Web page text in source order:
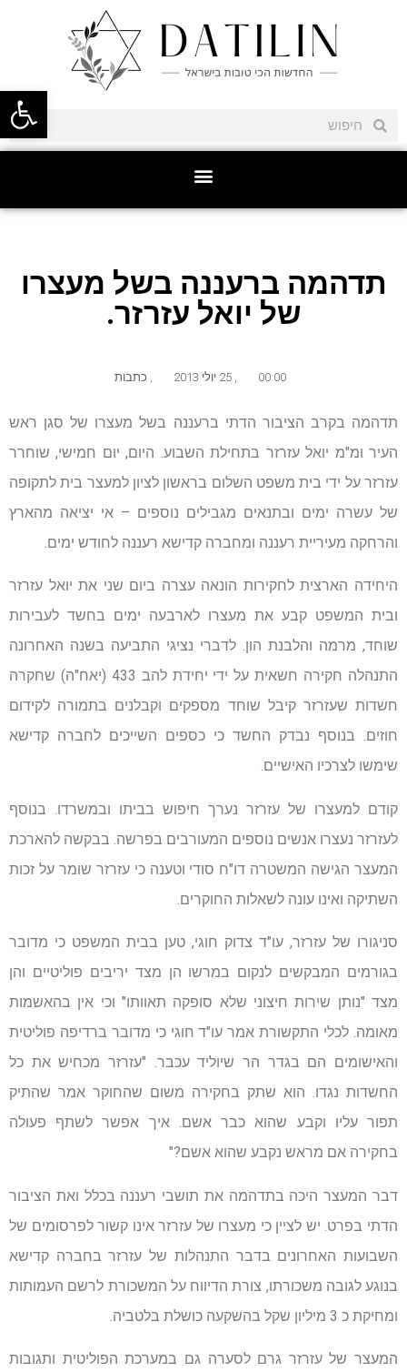
פתח
תדהמה ברעננה בשל מעצרו
של יואל עזרזר.
00:00
, 25 יולי 2013 , כתבות
תדהמה בקרב הציבור הדתי ברעננה בשל מעצרו של סגן ראש
העיר ומ"מ יואל עזרזר בתחילת השבוע. היום, יום חמישי, שוחרר
עזרזר על ידי בית משפט השלום בראשון לציון למעצר בית לתקופה
של עשרה ימים ובתנאים מגבילים נוספים – אי יציאה מהארץ
והרחקה מעיריית רעננה ומחברה קדישא רעננה לחודש ימים.
היחידה הארצית לחקירות הונאה עצרה ביום שני את יואל עזרזר
ובית המשפט קבע את מעצרו לארבעה ימים בחשד לעבירות
שוחד, מרמה והלבנת הון. לדברי נציגי התביעה בשנה האחרונה
התנהלה חקירה חשאית על ידי יחידת להב 433 (יאח"ה) שחקרה
חשדות שעזרזר קיבל שוחד מספקים וקבלנים בתמורה לקידום
חוזים. בנוסף נבדק החשד כי כספים השייכים לחברה קדישא
שימשו לצרכיו האישיים.
קודם למעצרו של עזרזר נערך חיפוש בביתו ובמשרדו. בנוסף
לעזרזר נעצרו אנשים נוספים המעורבים בפרשה. בבקשה להארכת
המעצר הגישה המשטרה דו"ח סודי וטענה כי עזרזר שומר על זכות
השתיקה ואינו עונה לשאלות החוקרים.
סניגורו של עזרזר, עו"ד צדוק חוגי, טען בבית המשפט כי מדובר
בגורמים המבקשים לנקום במרשו הן מצד יריבים פוליטיים והן
מצד "נותן שירות חיצוני שלא סופקה תאוותו" וכי אין בהאשמות
מאומה. לכלי התקשורת אמר עו"ד חוגי כי מדובר ברדיפה פוליטית
והאישומים הם בגדר הר שיוליד עכבר. "עזרזר מכחיש את כל
החשדות נגדו. הוא שתק בחקירה משום שהחוקר אמר שהתיק
תפור עליו וקבע שהוא כבר אשם. איך אפשר לשתף פעולה
בחקירה אם מראש נקבע שהוא אשם?"
דבר המעצר היכה בתדהמה את תושבי רעננה בכלל ואת הציבור
הדתי בפרט. יש לציין כי מעצרו של עזרזר אינו קשור לפרסומים של
השבועות האחרונים בדבר התנהלות של עזרזר בחברה קדישא
בנוגע לגובה משכורתו, צורת הדיווח על המשכורת לרשם העמותות
ומחיקת כ 3 מיליון שקל בהשקעה כושלת בלטביה.
המעצר של עזרזר גרם לסערה גם במערכת הפוליטית ותגובות